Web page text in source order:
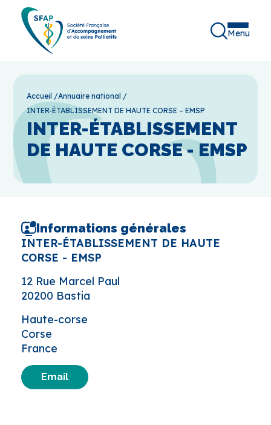
Menu
Accueil /Annuaire national /
INTER-ÉTABLISSEMENT DE HAUTE CORSE – EMSP
INTER-ÉTABLISSEMENT
DE HAUTE CORSE - EMSP
Informations générales
INTER-ÉTABLISSEMENT DE HAUTE
CORSE - EMSP
12 Rue Marcel Paul
20200 Bastia
Haute-corse
Corse
France
Email